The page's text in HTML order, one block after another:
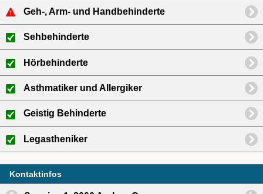
Geh-, Arm- und Handbehinderte
Sehbehinderte
Hörbehinderte
Asthmatiker und Allergiker
Geistig Behinderte
Legastheniker
Kontaktinfos